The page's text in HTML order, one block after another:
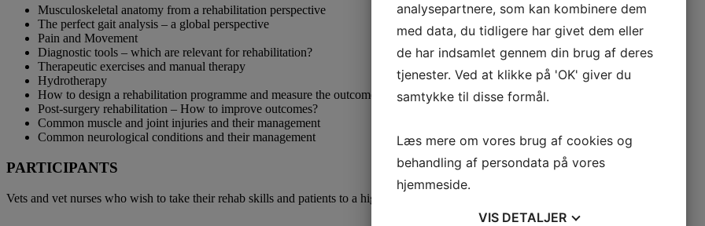
Musculoskeletal anatomy from a rehabilitation perspective
The perfect gait analysis – a global perspective
Pain and Movement
Diagnostic tools – which are relevant for rehabilitation?
Therapeutic exercises and manual therapy
Hydrotherapy
How to design a rehabilitation programme and measure the outcome
Post-surgery rehabilitation – How to improve outcomes?
Common muscle and joint injuries and their management
Common neurological conditions and their management
PARTICIPANTS
Vets and vet nurses who wish to take their rehab skills and patients to a higher and more successful level.
analysepartnere, som kan kombinere dem
med data, du tidligere har givet dem eller
de har indsamlet gennem din brug af deres
tjenester. Ved at klikke på 'OK' giver du
samtykke til disse formål.
Læs mere om vores brug af cookies og
behandling af persondata på vores
hjemmeside.
VIS DETALJER